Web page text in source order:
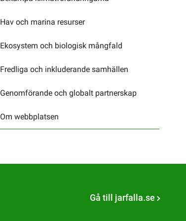
Hav och marina resurser
Ekosystem och biologisk mångfald
Fredliga och inkluderande samhällen
Genomförande och globalt partnerskap
Om webbplatsen
Gå till jarfalla.se